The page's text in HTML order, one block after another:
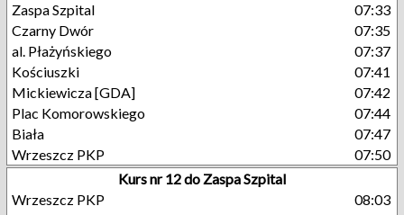
Zaspa Szpital
07:33
Czarny Dwór
07:35
al. Płażyńskiego
07:37
Kościuszki
07:41
Mickiewicza [GDA]
07:42
Plac Komorowskiego
07:44
Biała
07:47
Wrzeszcz PKP
07:50
Kurs nr 12 do Zaspa Szpital
Wrzeszcz PKP
08:03